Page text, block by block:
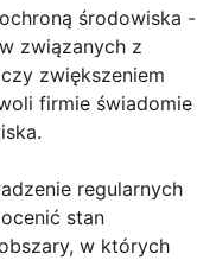
środowiska -
związanych z
zwiększeniem
firmie świadomie
regularnych
stan
w których